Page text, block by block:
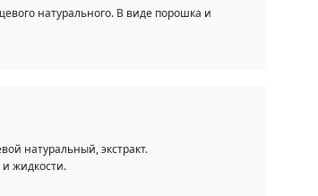
натурального. В виде порошка и
натуральный, экстракт.
жидкости.